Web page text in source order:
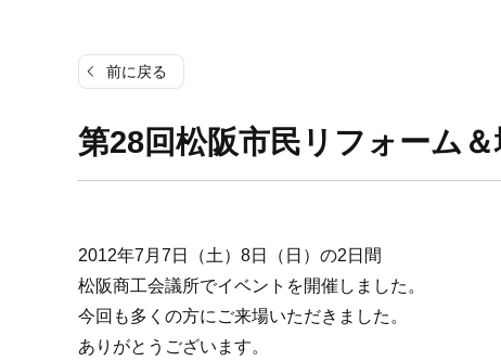
前に戻る
第28回松阪市民リフォーム
2012年7月7日（土）8日（日）の2日間
松阪商工会議所でイベントを開催しました。
今回も多くの方にご来場いただきました。
ありがとうございます。